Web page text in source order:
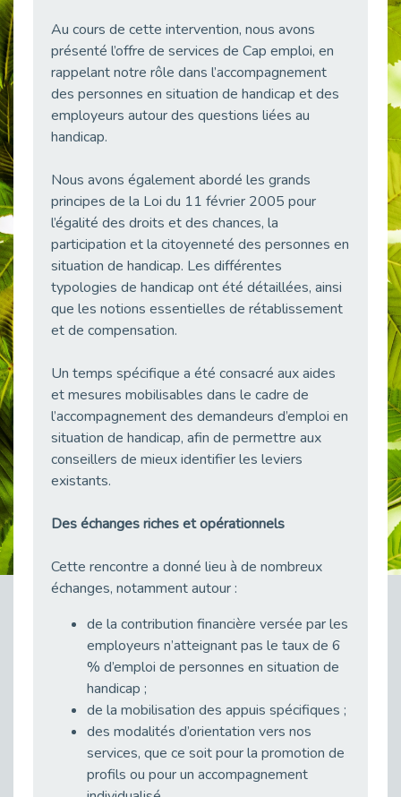
Publié le 04/05/2026
Le taux d’emploi direct dans la fonction publique dépasse 6 % en 2025
Publié le 04/05/2026
L'alternance : un tremplin vers l'emploi aussi pour les personnes en situation de handicap
Publié le 01/05/2026
Publié le 30/04/2026
L’Aménagement Raisonnable : Un Levier pour l’Équité
Publié le 29/04/2026
Optimiser son CV lorsqu’on est en situation de handicap
Publié le 29/04/2026
28 avril : Agir ensemble pour une culture de prévention au travail
Publié le 27/04/2026
Handicap moteur et emploi : réussir ses recrutements vidéo
Publié le 23/04/2026
Témoignage : "Le maintien en emploi est un investissement, pas une contrainte."
Publié le 22/04/2026
Cap Emploi 92 s'engage pour la santé mentale : La formation PSSM au cœur de l'accompagnement
Publié le 13/04/2026
Publié le 13/04/2026
Journée mondiale de la maladie de Parkinson : Mieux comprendre pour mieux accompagner
Publié le 11/04/2026
L’alternance pour tous : Cap Emploi 92 et Seine Ouest Entreprise et Emploi mobilisés à Boulogne-Billancourt
Au cours de cette intervention, nous avons
présenté l’offre de services de Cap emploi, en
rappelant notre rôle dans l’accompagnement
des personnes en situation de handicap et des
employeurs autour des questions liées au
handicap.
Nous avons également abordé les grands
principes de la Loi du 11 février 2005 pour
l’égalité des droits et des chances, la
participation et la citoyenneté des personnes en
situation de handicap. Les différentes
typologies de handicap ont été détaillées, ainsi
que les notions essentielles de rétablissement
et de compensation.
Un temps spécifique a été consacré aux aides
et mesures mobilisables dans le cadre de
l’accompagnement des demandeurs d’emploi en
situation de handicap, afin de permettre aux
conseillers de mieux identifier les leviers
existants.
Des échanges riches et opérationnels
Cette rencontre a donné lieu à de nombreux
échanges, notamment autour :
de la contribution financière versée par les
employeurs n’atteignant pas le taux de 6
% d’emploi de personnes en situation de
handicap ;
de la mobilisation des appuis spécifiques ;
des modalités d’orientation vers nos
services, que ce soit pour la promotion de
profils ou pour un accompagnement